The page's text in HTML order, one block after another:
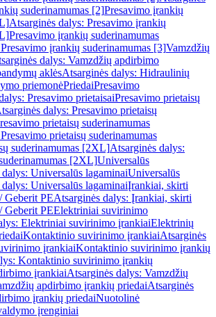
suderinamumas [2]Presavimo įrankių
Atsarginės dalys: Presavimo įrankių
Presavimo įrankių suderinamumas
įrankių suderinamumas [3]Vamzdžių
dalys: Vamzdžių apdirbimo
aklėsAtsarginės dalys: Hidraulinių
priemonėPriedaiPresavimo
Presavimo prietaisaiPresavimo prietaisų
dalys: Presavimo prietaisų
prietaisų suderinamumas
prietaisų suderinamumas
suderinamumas [2XL]Atsarginės dalys:
[2XL]Universalūs
Universalūs lagaminaiUniversalūs
Universalūs lagaminaiĮrankiai, skirti
Geberit PEAtsarginės dalys: Įrankiai, skirti
Geberit PEElektriniai suvirinimo
Elektriniai suvirinimo įrankiaiElektrinių
Kontaktinio suvirinimo įrankiaiAtsarginės
įrankiaiKontaktinio suvirinimo įrankių
Kontaktinio suvirinimo įrankių
įrankiaiAtsarginės dalys: Vamzdžių
apdirbimo įrankių priedaiAtsarginės
įrankių priedaiNuotolinė
įrenginiai